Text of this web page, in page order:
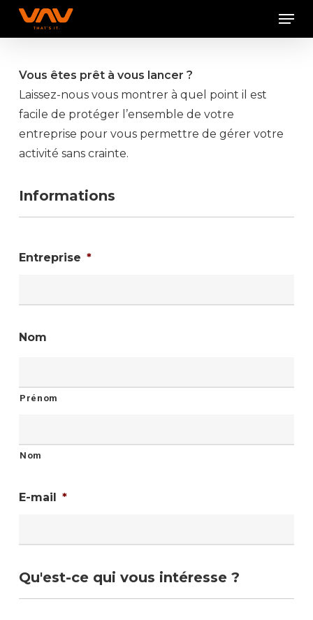
Skip
content
Vous êtes prêt à vous lancer ?
Laissez-nous vous montrer à quel point il est
facile de protéger l’ensemble de votre
entreprise pour vous permettre de gérer votre
activité sans crainte.
Informations
Entreprise *
Nom
Prénom
Nom
E-mail *
Qu'est-ce qui vous intéresse ?